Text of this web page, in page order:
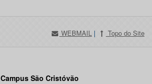
WEBMAIL | Topo do Site
Campus São Cristóvão